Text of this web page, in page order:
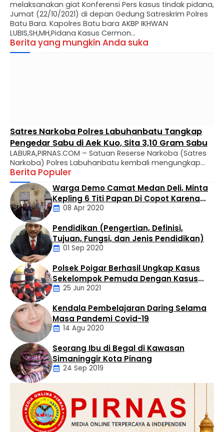
melaksanakan giat Konferensi Pers kasus tindak pidana,
Jumat (22/10/2021) di depan Gedung Satreskrim Polres
Batu Bara. Kapolres Batu bara AKBP IKHWAN
LUBIS,SH,MH,Pidana Kasus Cermon
Jum,at/22/10/21/Pirnas Com Giat Polres Batu Bara
melaksanakan Konferensi Pers Kasus Tindak Pidana
Berita yang mungkin Anda suka
Satres Narkoba Polres Labuhanbatu Tangkap
Pengedar Sabu di Aek Kuo, Sita 3,10 Gram Sabu
LABURA,PIRNAS.COM – Satuan Reserse Narkoba (Satres
Narkoba) Polres Labuhanbatu kembali mengungkap
kasus peredaran narkotika jenis sabu di wilayah
hukumnya. Seorang pria berinisial MTS alias Tebe (34)
berhasil diamankan dalam operasi yang digelar di
Kelurahan Bandar Selamat, Kecamatan Aek Kuo,
Kabupaten Labuhanbatu Utara, Selasa (4/8/2026)
sekitar pukul 14.30 WIB. Penangkapan dilakukan oleh Tim
Opsnal Satres Narkoba …
Berita Populer
Daerah
Warga Demo Camat Medan Deli, Minta
Kepling 6 Titi Papan Di Copot Karena
Tak Perduli Sama Warganya
08 Apr 2020
Artikel
Pendidikan (Pengertian, Definisi,
Tujuan, Fungsi, dan Jenis Pendidikan)
01 Sep 2020
Daerah
Polsek Poigar Berhasil Ungkap Kasus
Sekelompok Pemuda Dengan Kasus
Pencabulan
25 Jun 2021
Artikel
Kendala Pembelajaran Daring Selama
Masa Pandemi Covid-19
14 Agu 2020
Daerah
Hukum
Kriminal
Labusel
Seorang Ibu di Begal di Kawasan
Simaninggir Kota Pinang
24 Sep 2019